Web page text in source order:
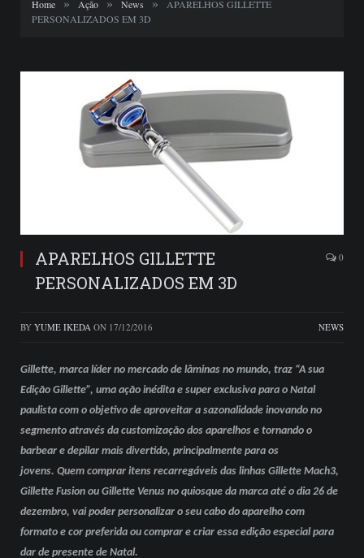
Home Ação News
APARELHOS GILLETTE
PERSONALIZADOS EM 3D
APARELHOS GILLETTE
PERSONALIZADOS EM 3D
0
BY YUME IKEDA ON 17/12/2016 NEWS
Gillette, marca líder no mercado de lâminas no mundo, traz “A sua
Edição Gillette”, uma ação inédita e super exclusiva para o Natal
paulista com o objetivo de aproveitar a sazonalidade inovando no
segmento através da customização dos aparelhos e tornando o
barbear e depilar mais divertido, principalmente para os
jovens. Quem comprar itens recarregáveis das linhas Gillette Mach3,
Gillette Fusion ou Gillette Venus no quiosque da marca até o dia 26 de
dezembro, vai poder personalizar o seu cabo do aparelho com
formato e cor preferida ou comprar e criar essa edição especial para
dar de presente de Natal.